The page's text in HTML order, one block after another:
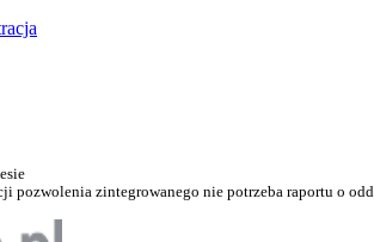
pozwolenia zintegrowanego nie potrzeba raportu o